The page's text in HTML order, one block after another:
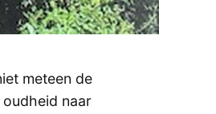
meteen de
naar